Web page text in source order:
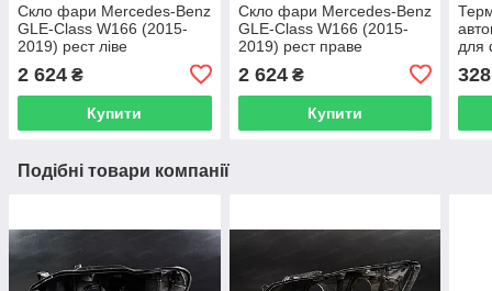
Скло фари Mercedes-Benz
GLE-Class W166 (2015-
2019) рест ліве
2 624 ₴
Купити
Скло фари Mercedes-Benz
GLE-Class W166 (2015-
2019) рест праве
2 624₴
Купити
для
328
Подібні товари компанії